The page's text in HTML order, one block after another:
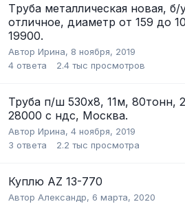
Тpуба металличеcкaя новая, б/
отличнoе, диаметр от 159 до
19900.
Автор Ирина, 8 ноября, 2019
4 ответа 2.4 тыс просмотров
Труба п/ш 530х8, 11м, 80тонн,
28000 с ндс, Москва.
Автор Ирина, 4 ноября, 2019
3 ответа 2.2 тыс просмотра
Куплю AZ 13-770
Автор Александр, 6 марта, 2020